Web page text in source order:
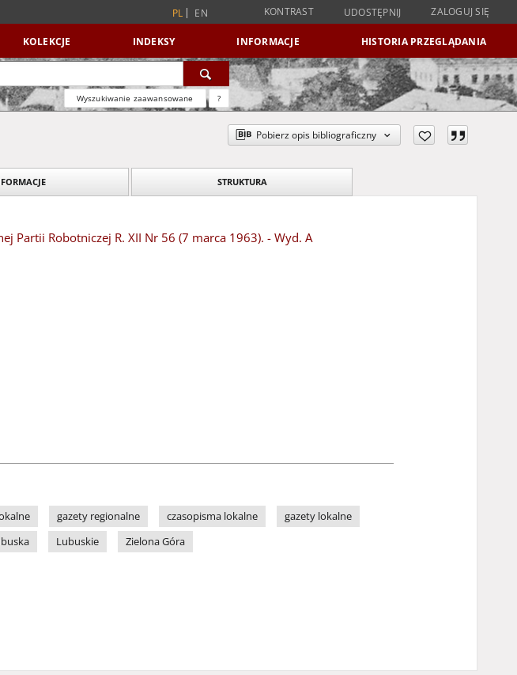
PL EN KONTRAST UDOSTĘPNIJ ZALOGUJ SIĘ
KOLEKCJE INDEKSY INFORMACJE HISTORIA PRZEGLĄDANIA
Wyszukiwanie zaawansowane ?
Pobierz opis bibliograficzny
STRUKTURA
Partii Robotniczej R. XII Nr 56 (7 marca 1963). - Wyd. A
gazety regionalne czasopisma lokalne
gazety lokalne
Lubuskie Zielona Góra